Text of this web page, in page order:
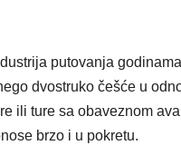
putovanja
dvostruko češće u
ili ture sa obaveznom
brzo i u pokretu.